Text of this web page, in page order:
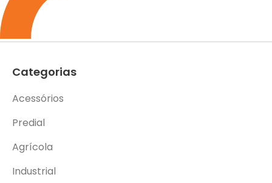
Categorias
Acessórios
Predial
Agrícola
Industrial